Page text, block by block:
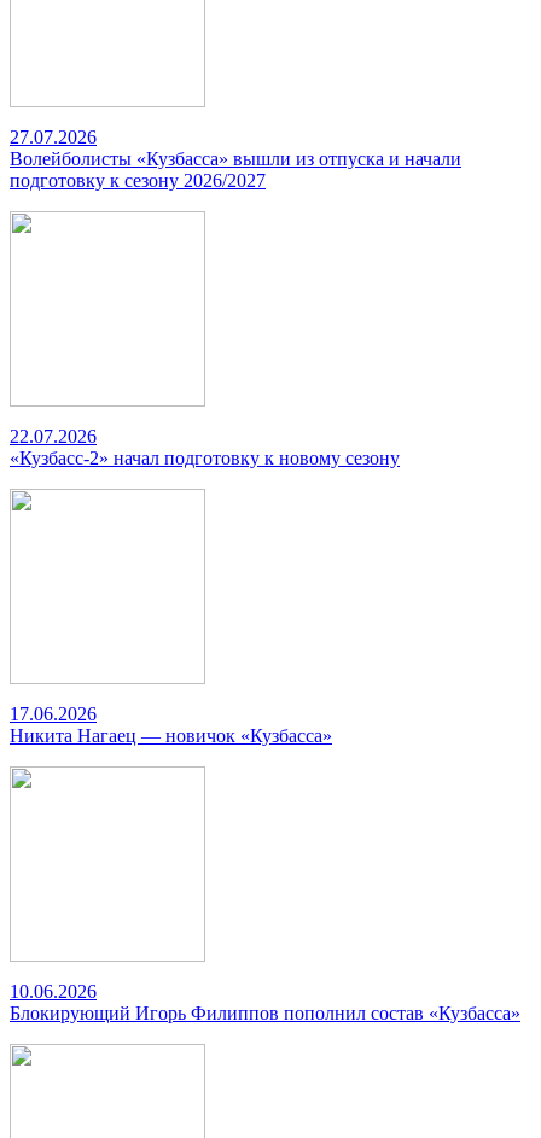
27.07.2026
Волейболисты «Кузбасса» вышли из отпуска и начали
подготовку к сезону 2026/2027
22.07.2026
«Кузбасс-2» начал подготовку к новому сезону
17.06.2026
Никита Нагаец — новичок «Кузбасса»
10.06.2026
Блокирующий Игорь Филиппов пополнил состав «Кузбасса»